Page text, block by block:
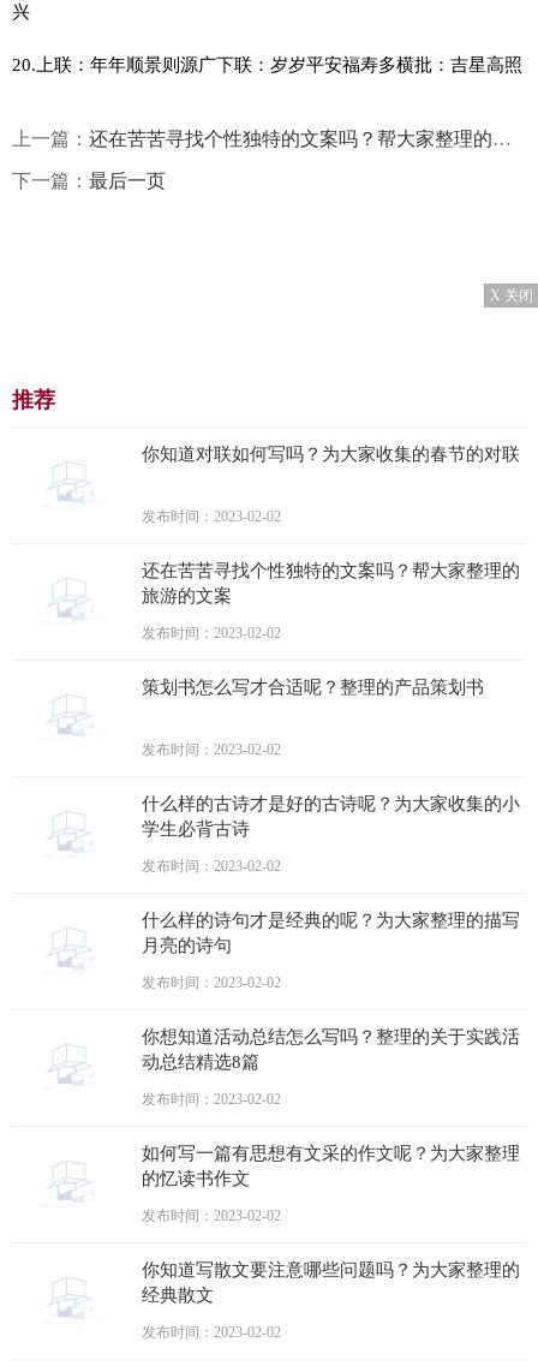
兴
20.上联：年年顺景则源广下联：岁岁平安福寿多横批：吉星高照
上一篇： 还在苦苦寻找个性独特的文案吗？帮大家整理的旅游的文案
下一篇： 最后一页
X 关闭
推荐
你知道对联如何写吗？为大家收集的春节的对联
发布时间：2023-02-02
还在苦苦寻找个性独特的文案吗？帮大家整理的
旅游的文案
发布时间：2023-02-02
策划书怎么写才合适呢？整理的产品策划书
发布时间：2023-02-02
什么样的古诗才是好的古诗呢？为大家收集的小
学生必背古诗
发布时间：2023-02-02
什么样的诗句才是经典的呢？为大家整理的描写
月亮的诗句
发布时间：2023-02-02
你想知道活动总结怎么写吗？整理的关于实践活
动总结精选8篇
发布时间：2023-02-02
如何写一篇有思想有文采的作文呢？为大家整理
的忆读书作文
发布时间：2023-02-02
你知道写散文要注意哪些问题吗？为大家整理的
经典散文
发布时间：2023-02-02